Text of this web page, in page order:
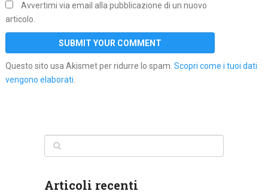
Avvertimi via email alla pubblicazione di un nuovo
articolo.
Questo sito usa Akismet per ridurre lo spam. Scopri come i tuoi dati
vengono elaborati.
Articoli recenti